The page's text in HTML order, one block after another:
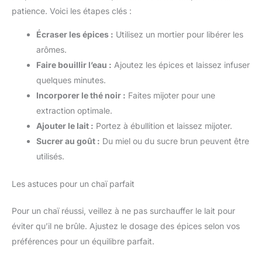
patience. Voici les étapes clés :
Écraser les épices : Utilisez un mortier pour libérer les
arômes.
Faire bouillir l’eau : Ajoutez les épices et laissez infuser
quelques minutes.
Incorporer le thé noir : Faites mijoter pour une
extraction optimale.
Ajouter le lait : Portez à ébullition et laissez mijoter.
Sucrer au goût : Du miel ou du sucre brun peuvent être
utilisés.
Les astuces pour un chaï parfait
Pour un chaï réussi, veillez à ne pas surchauffer le lait pour
éviter qu’il ne brûle. Ajustez le dosage des épices selon vos
préférences pour un équilibre parfait.